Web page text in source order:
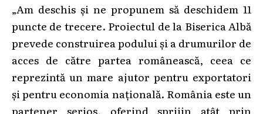
„Am deschis și ne propunem să deschidem 11
puncte de trecere. Proiectul de la Biserica Albă
prevede construirea podului și a drumurilor de
acces de către partea românească, ceea ce
reprezintă un mare ajutor pentru exportatori
și pentru economia națională. România este un
partener serios, oferind sprijin atât prin